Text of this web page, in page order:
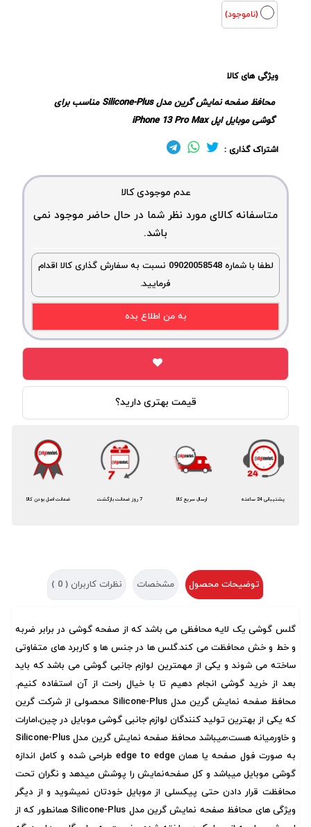
(ناموجود)
ویژگی های کالا
محافظ صفحه نمایش گرین مدل Silicone-Plus مناسب برای
گوشی موبایل اپل iPhone 13 Pro Max
اشتراک گذاری :
عدم موجودی کالا
متاسفانه کالای مورد نظر شما در حال حاضر موجود نمی
باشد.
لطفا با شماره 09020058548 نسبت به سفارش گذاری کالا اقدام
فرمایید.
به من اطلاع بده
قیمت بهتری دارید؟
ضمانت اصل بودن کالا 7 روز ضمانت بازگشت ارسال سریع کالا پشتیبانی 24 ساعته
توضیحات محصول مشخصات نظرات کاربران ( 0
)
گلس گوشی یک لایه محافظی می باشد که از صفحه گوشی در برابر ضربه
و خط و خش محافظت می کند.گلس ها در جنس ها و کاربرد های متفاوتی
ساخته می شوند و یکی از مهمترین لوازم جانبی گوشی می باشد که باید
بعد از خرید گوشی انجام دهیم تا با خیال راحت از آن استفاده کنیم.
محافظ صفحه نمایش گرین مدل Silicone-Plus محصولی از شرکت گرین
که یکی از بهترین تولید کنندگان لوازم جانبی گوشی موبایل در چین،امارات
و خاورمیانه هست؛میباشد محافظ صفحه نمایش گرین مدل Silicone-Plus
به صورت فول صفحه یا همان edge to edge طراحی شده و کامل اندازه
گوشی موبایل میباشد و کل صفحه‌نمایش را پوشش میدهد و نگران تحت
محافظت قرار دادن حتی پیکسلی از موبایل خودتان نمیشوید و از دیگر
ویژگی های محافظ صفحه نمایش گرین مدل Silicone-Plus همانطور که از